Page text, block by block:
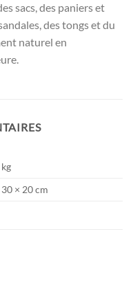
sacs, des paniers et
des tongs et du
naturel en
× 20 cm